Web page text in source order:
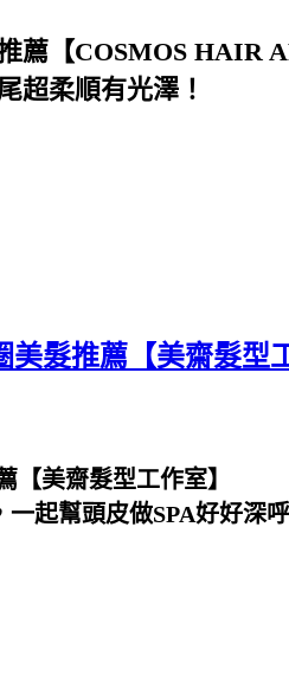
薦【COSMOS HAIR
超柔順有光澤！
美髮推薦【美齋髮型
【美齋髮型工作室】
起幫頭皮做SPA好好深呼